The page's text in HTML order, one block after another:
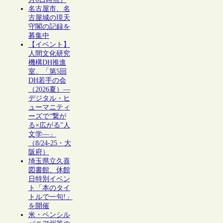
名古屋市、名
古屋城の現天
守閣の記録を
募集中
【イベント】
人間文化研究
機構DH推進
室、「第5回
DH若手の会
（2026夏）―
デジタル・ヒ
ューマニティ
ーズで“繋が
る×広がる”人
文学―」
（8/24-25・大
阪府）
埼玉県立久喜
図書館、休館
日特別イベン
ト「本のタイ
トルで一句!」
を開催
米・ペンシル